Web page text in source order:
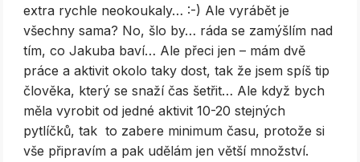
extra rychle neokoukaly… :-) Ale vyrábět je
všechny sama? No, šlo by… ráda se zamýšlím nad
tím, co Jakuba baví… Ale přeci jen – mám dvě
práce a aktivit okolo taky dost, tak že jsem spíš tip
člověka, který se snaží čas šetřit… Ale když bych
měla vyrobit od jedné aktivit 10-20 stejných
pytlíčků, tak to zabere minimum času, protože si
vše připravím a pak udělám jen větší množství.